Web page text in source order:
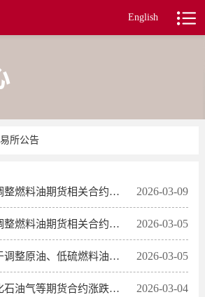
English
所公告
转发上期所关于调整燃料油期货相关合约交易限额的通知 2026-03-09
转发上期所关于调整燃料油期货相关合约涨跌停板幅度和交易保证金比例的通知 2026-03-05
转发能源中心关于调整原油、低硫燃料油期货相关合约涨跌停板幅度和交易保证金比例的通知 2026-03-05
转发关于调整液化石油气等期货合约涨跌停板幅度和交易保证金水平的通知 2026-03-04